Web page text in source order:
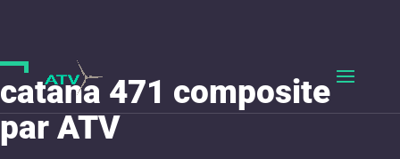
catana 471 composite
par ATV